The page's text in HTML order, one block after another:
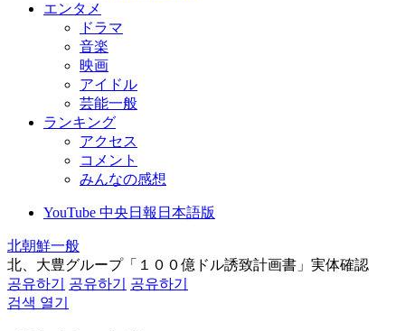
エンタメ
ドラマ
音楽
映画
アイドル
芸能一般
ランキング
アクセス
コメント
みんなの感想
YouTube 中央日報日本語版
北朝鮮一般
北、大豊グループ「１００億ドル誘致計画書」実体確認
공유하기
공유하기
공유하기
검색 열기